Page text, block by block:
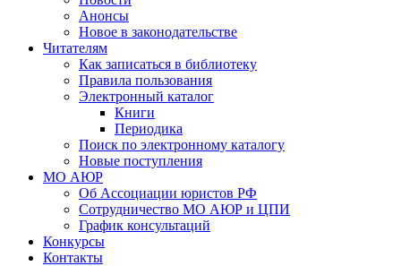
Анонсы
Новое в законодательстве
Читателям
Как записаться в библиотеку
Правила пользования
Электронный каталог
Книги
Периодика
Поиск по электронному каталогу
Новые поступления
МО АЮР
Об Ассоциации юристов РФ
Сотрудничество МО АЮР и ЦПИ
График консультаций
Конкурсы
Контакты